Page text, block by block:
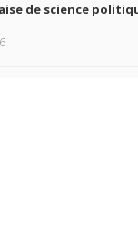
de science